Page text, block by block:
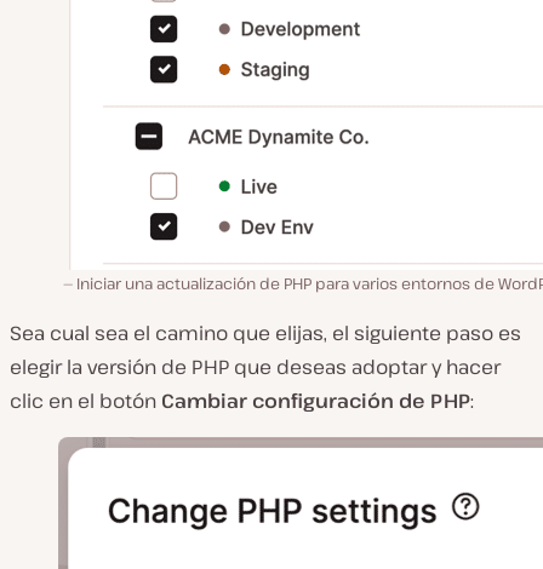
Iniciar una actualización de PHP para varios entornos de
Sea cual sea el camino que elijas, el siguiente paso es
elegir la versión de PHP que deseas adoptar y hacer
clic en el botón Cambiar configuración de PHP: